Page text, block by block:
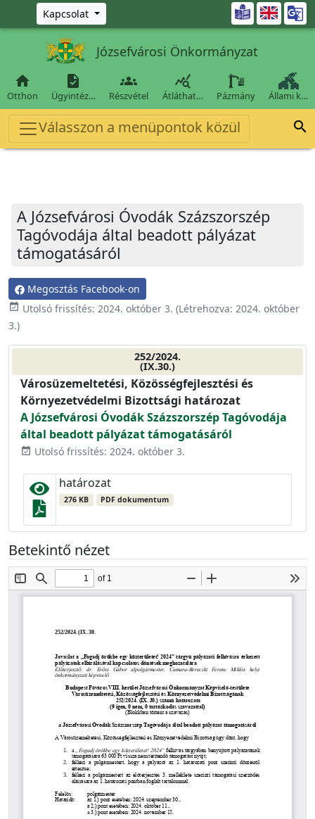
Ugrás a fő tartalomra
Kapcsolat 
Józsefvárosi Önkormányzat

Otthon

Ügyintéz…

Részvétel

Átláthat… Pázmány Állami k…
Válasszon a menüpontok közül 
A Józsefvárosi Óvodák Százszorszép
Tagóvodája által beadott pályázat
támogatásáról
Megosztás Facebook-on
event_available Utolsó frissítés: 2024. október 3. (Létrehozva: 2024. október
3.)
252/2024.
(IX.30.)
Városüzemeltetési, Közösségfejlesztési és
Környezetvédelmi Bizottsági határozat
A Józsefvárosi Óvodák Százszorszép Tagóvodája
által beadott pályázat támogatásáról
event_available Utolsó frissítés: 2024. október 3.
határozat
276 KB PDF dokumentum
Betekintő nézet